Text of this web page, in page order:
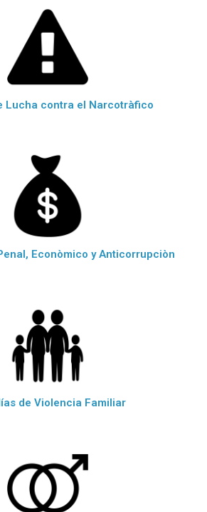
Lucha contra el Narcotràfico
Econòmico y Anticorrupciòn
de Violencia Familiar